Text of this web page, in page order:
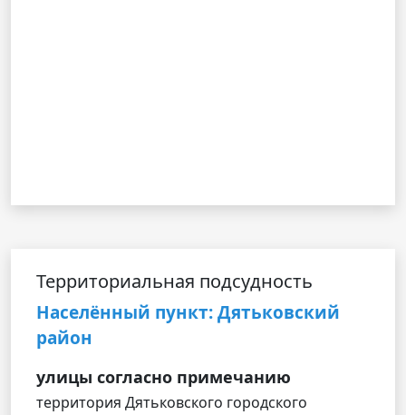
Территориальная подсудность
Населённый пункт: Дятьковский
район
улицы согласно примечанию
территория Дятьковского городского